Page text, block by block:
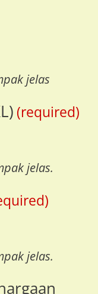
jelas
(required)
jelas.
jelas.